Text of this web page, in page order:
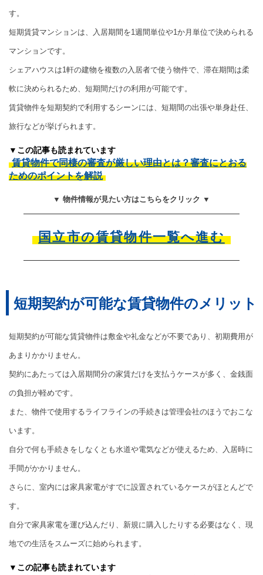
す。
短期賃貸マンションは、入居期間を1週間単位や1か月単位で決められる
マンションです。
シェアハウスは1軒の建物を複数の入居者で使う物件で、滞在期間は柔
軟に決められるため、短期間だけの利用が可能です。
賃貸物件を短期契約で利用するシーンには、短期間の出張や単身赴任、
旅行などが挙げられます。
▼この記事も読まれています
賃貸物件で同棲の審査が厳しい理由とは？審査にとおる
ためのポイントを解説
▼ 物件情報が見たい方はこちらをクリック ▼
国立市の賃貸物件一覧へ進む
短期契約が可能な賃貸物件のメリット
短期契約が可能な賃貸物件は敷金や礼金などが不要であり、初期費用が
あまりかかりません。
契約にあたっては入居期間分の家賃だけを支払うケースが多く、金銭面
の負担が軽めです。
また、物件で使用するライフラインの手続きは管理会社のほうでおこな
います。
自分で何も手続きをしなくとも水道や電気などが使えるため、入居時に
手間がかかりません。
さらに、室内には家具家電がすでに設置されているケースがほとんどで
す。
自分で家具家電を運び込んだり、新規に購入したりする必要はなく、現
地での生活をスムーズに始められます。
▼この記事も読まれています